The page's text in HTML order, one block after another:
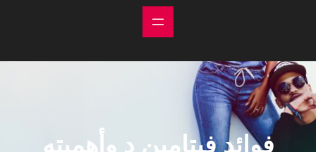
فوائد فيتامين د وأهميته